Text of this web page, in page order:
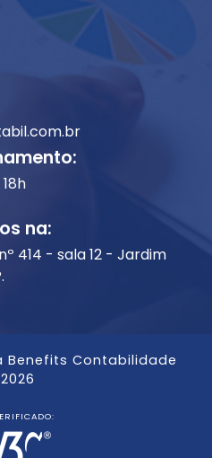
na:
414 - sala 12 - Jardim
Benefits Contabilidade